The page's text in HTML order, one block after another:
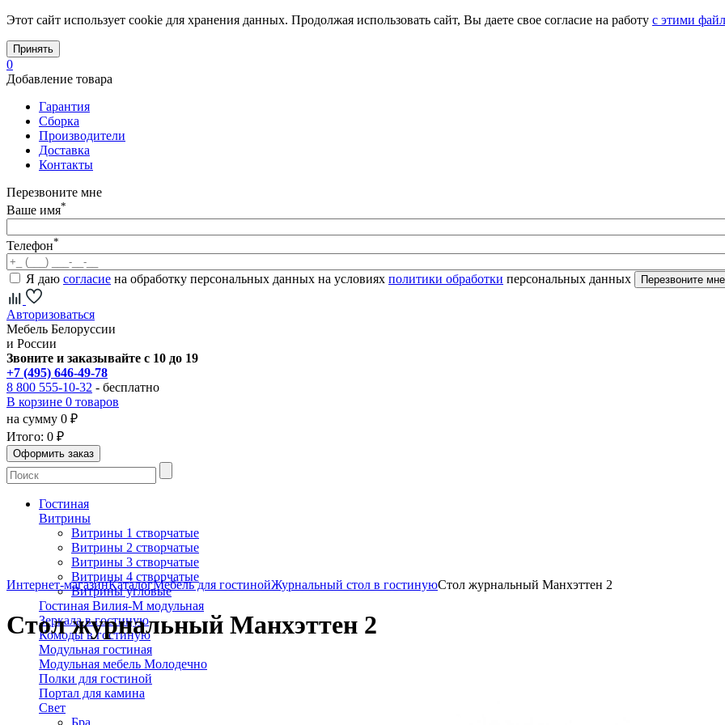
Этот сайт использует cookie для хранения данных. Продолжая использовать сайт, Вы даете свое согласие на работу с этими
Принять
0
Добавление товара
Гарантия
Сборка
Производители
Доставка
Контакты
Перезвоните мне
Ваше имя*
Телефон*
Я даю согласие на обработку персональных данных на условиях политики обработки персональных данных
Авторизоваться
Мебель Белоруссии
и России
Звоните и заказывайте с 10 до 19
+7 (495) 646-49-78
8 800 555-10-32 - бесплатно
В корзине 0 товаров
на сумму 0 ₽
Итого: 0 ₽
Гостиная
Витрины
Витрины 1 створчатые
Витрины 2 створчатые
Витрины 3 створчатые
Витрины 4 створчатые
Витрины угловые
Гостиная Вилия-М модульная
Зеркала в гостиную
Комоды в гостиную
Модульная гостиная
Модульная мебель Молодечно
Полки для гостиной
Портал для камина
Свет
Интернет-магазинКаталогМебель для гостинойЖурнальный стол в гостинуюСтол журнальный Манхэттен 2
Стол журнальный Манхэттен 2